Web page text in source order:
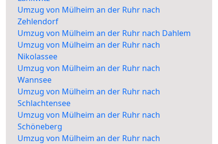
Umzug von Mülheim an der Ruhr nach
Zehlendorf
Umzug von Mülheim an der Ruhr nach Dahlem
Umzug von Mülheim an der Ruhr nach
Nikolassee
Umzug von Mülheim an der Ruhr nach
Wannsee
Umzug von Mülheim an der Ruhr nach
Schlachtensee
Umzug von Mülheim an der Ruhr nach
Schöneberg
Umzug von Mülheim an der Ruhr nach